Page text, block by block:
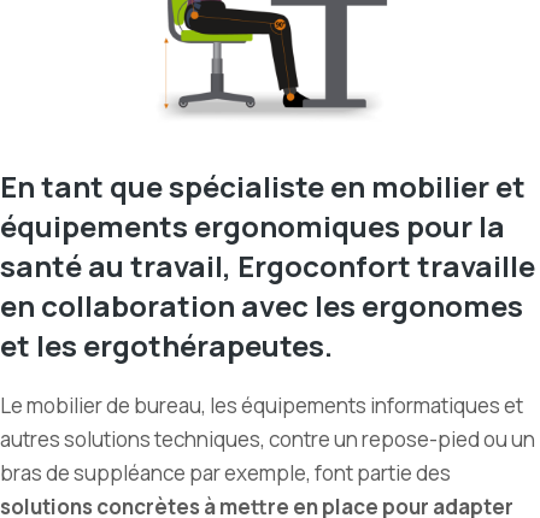
En tant que spécialiste en mobilier et
équipements ergonomiques pour la
santé au travail, Ergoconfort travaille
en collaboration avec les ergonomes
et les ergothérapeutes.
Le mobilier de bureau, les équipements informatiques et
autres solutions techniques, contre un repose-pied ou un
bras de suppléance par exemple, font partie des
solutions concrètes à mettre en place pour adapter